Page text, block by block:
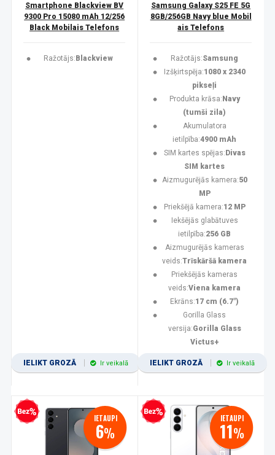
Smartphone Blackview BV
9300 Pro 15080 mAh 12/256
Black Mobilais Telefons
Ražotājs: Blackview
IELIKT GROZĀ Ir veikalā
Samsung Galaxy S25 FE 5G
8GB/256GB Navy blue Mobil
ais Telefons
Ražotājs:Samsung
Izšķirtspēja:1080 x 2340
pikseļi
Produkta krāsa: Navy
(tumši zila)
Akumulatora
ietilpība:4900 mAh
SIM kartes spējas: Divas
SIM kartes
Aizmugurējās kamera:50
MP
Priekšējā kamera:12 MP
Iekšējās glabātuves
ietilpība:256 GB
Aizmugurējās kameras
veids:Trīskāršā kamera
Priekšējās kameras
veids:Viena kamera
Ekrāns:17 cm (6.7")
Gorilla Glass
versija:Gorilla Glass
Victus+
IELIKT GROZĀ Ir veikalā
kredīts IETAUPI
6%
Bezprocentu kredīts IETAUPI
11%